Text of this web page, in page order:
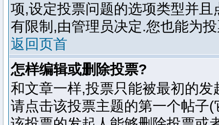
项,设定投票问题的选项类型并
有限制,由管理员决定.您也能为
返回页首
怎样编辑或删除投票?
和文章一样,投票只能被最初的
请点击该投票主题的第一个帖子